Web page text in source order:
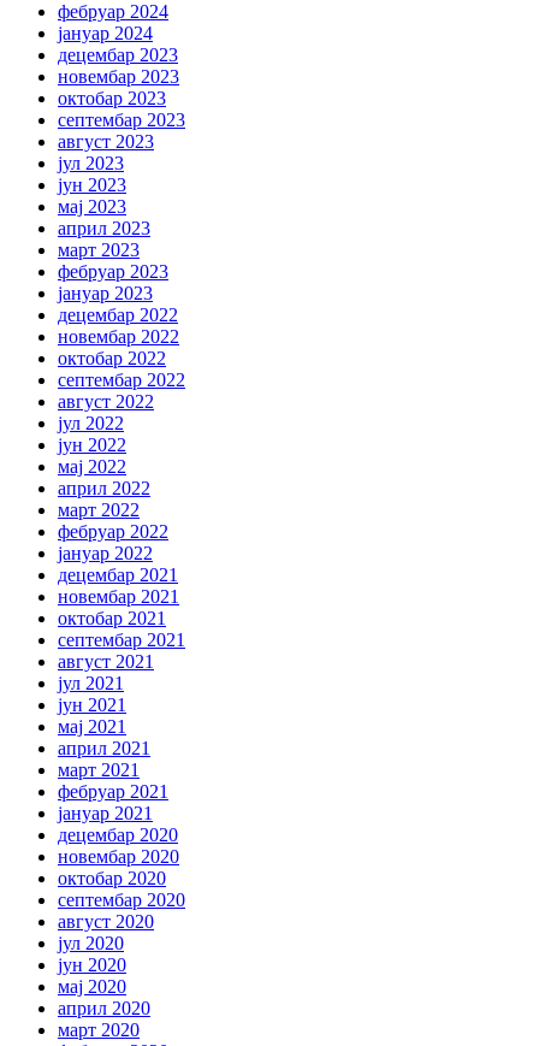
фебруар 2024
јануар 2024
децембар 2023
новембар 2023
октобар 2023
септембар 2023
август 2023
јул 2023
јун 2023
мај 2023
април 2023
март 2023
фебруар 2023
јануар 2023
децембар 2022
новембар 2022
октобар 2022
септембар 2022
август 2022
јул 2022
јун 2022
мај 2022
април 2022
март 2022
фебруар 2022
јануар 2022
децембар 2021
новембар 2021
октобар 2021
септембар 2021
август 2021
јул 2021
јун 2021
мај 2021
април 2021
март 2021
фебруар 2021
јануар 2021
децембар 2020
новембар 2020
октобар 2020
септембар 2020
август 2020
јул 2020
јун 2020
мај 2020
април 2020
март 2020